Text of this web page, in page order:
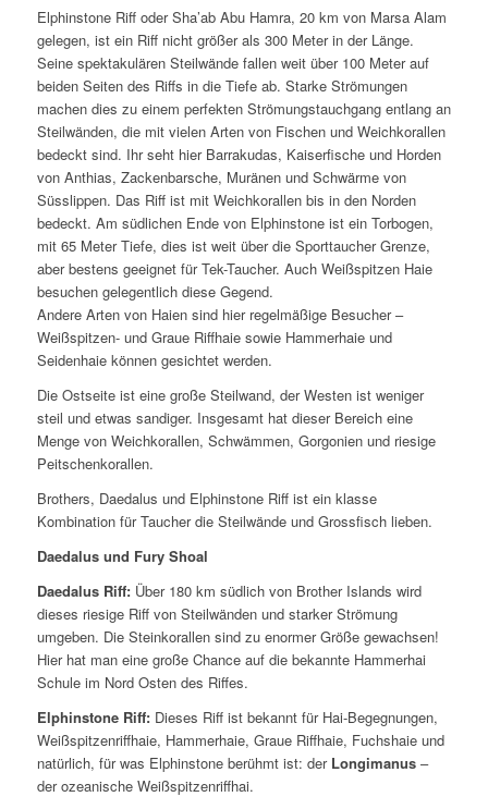
Elphinstone Riff oder Sha’ab Abu Hamra, 20 km von Marsa Alam
gelegen, ist ein Riff nicht größer als 300 Meter in der Länge.
Seine spektakulären Steilwände fallen weit über 100 Meter auf
beiden Seiten des Riffs in die Tiefe ab. Starke Strömungen
machen dies zu einem perfekten Strömungstauchgang entlang an
Steilwänden, die mit vielen Arten von Fischen und Weichkorallen
bedeckt sind. Ihr seht hier Barrakudas, Kaiserfische und Horden
von Anthias, Zackenbarsche, Muränen und Schwärme von
Süsslippen. Das Riff ist mit Weichkorallen bis in den Norden
bedeckt. Am südlichen Ende von Elphinstone ist ein Torbogen,
mit 65 Meter Tiefe, dies ist weit über die Sporttaucher Grenze,
aber bestens geeignet für Tek-Taucher. Auch Weißspitzen Haie
besuchen gelegentlich diese Gegend.
Andere Arten von Haien sind hier regelmäßige Besucher –
Weißspitzen- und Graue Riffhaie sowie Hammerhaie und
Seidenhaie können gesichtet werden.
Die Ostseite ist eine große Steilwand, der Westen ist weniger
steil und etwas sandiger. Insgesamt hat dieser Bereich eine
Menge von Weichkorallen, Schwämmen, Gorgonien und riesige
Peitschenkorallen.
Brothers, Daedalus und Elphinstone Riff ist ein klasse
Kombination für Taucher die Steilwände und Grossfisch lieben.
Daedalus und Fury Shoal
Daedalus Riff: Über 180 km südlich von Brother Islands wird
dieses riesige Riff von Steilwänden und starker Strömung
umgeben. Die Steinkorallen sind zu enormer Größe gewachsen!
Hier hat man eine große Chance auf die bekannte Hammerhai
Schule im Nord Osten des Riffes.
Elphinstone Riff:Dieses Riff ist bekannt für Hai-Begegnungen,
Weißspitzenriffhaie, Hammerhaie, Graue Riffhaie, Fuchshaie und
natürlich, für was Elphinstone berühmt ist: der Longimanus–
der ozeanische Weißspitzenriffhai.